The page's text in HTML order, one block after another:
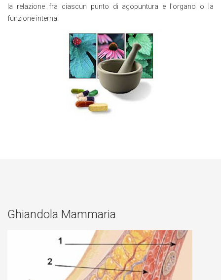
la relazione fra ciascun punto di agopuntura e l'organo o la
funzione interna.
Ghiandola Mammaria